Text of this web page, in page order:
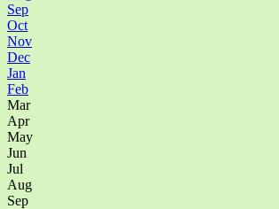
Sep
Oct
Nov
Dec
Jan
Feb
Mar
Apr
May
Jun
Jul
Aug
Sep